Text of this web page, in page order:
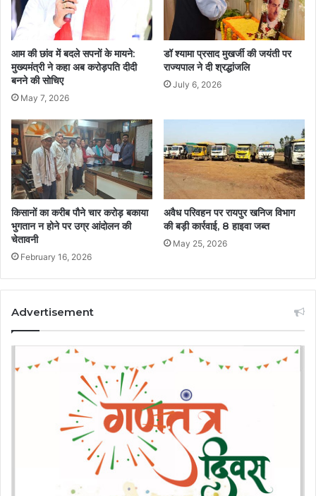
आम की छांव में बदले सपनों के मायने:
मुख्यमंत्री ने कहा अब करोड़पति दीदी
बनने की सोचिए
May 7, 2026
डॉ श्यामा प्रसाद मुखर्जी की जयंती पर
राज्यपाल ने दी श्रद्धांजलि
July 6, 2026
किसानों का करीब पौने चार करोड़ बकाया
भुगतान न होने पर उग्र आंदोलन की
चेतावनी
February 16, 2026
अवैध परिवहन पर रायपुर खनिज विभाग
की बड़ी कार्रवाई, 8 हाइवा जब्त
May 25, 2026
Advertisement